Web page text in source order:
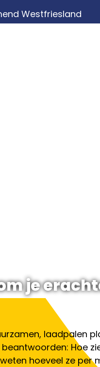
Westfriesland
je
laadpalen
Hoe
hoeveel ze